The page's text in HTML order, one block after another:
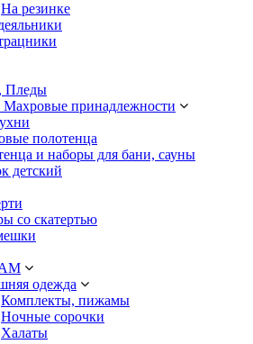
На резинке
Пледы
Махровые принадлежности
полотенца
и наборы для бани, сауны
детский
со скатертью
одежда
Комплекты, пижамы
Ночные сорочки
Халаты